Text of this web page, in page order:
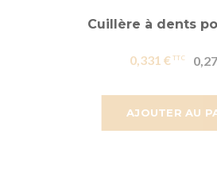
AJOUTER AU
Cuillère à dents
0,331 €